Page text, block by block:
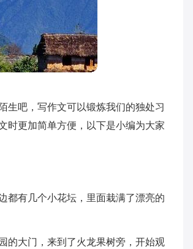
生吧，写作文可以锻炼我们的独处习
时更加简单方便，以下是小编为大家
都有几个小花坛，里面栽满了漂亮的
的大门，来到了火龙果树旁，开始观